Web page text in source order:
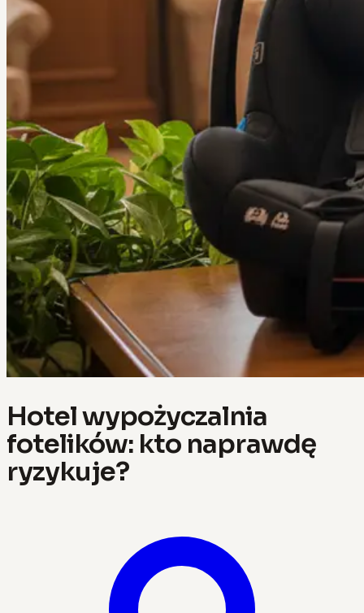
Hotel wypożyczalnia
fotelików: kto naprawdę
ryzykuje?